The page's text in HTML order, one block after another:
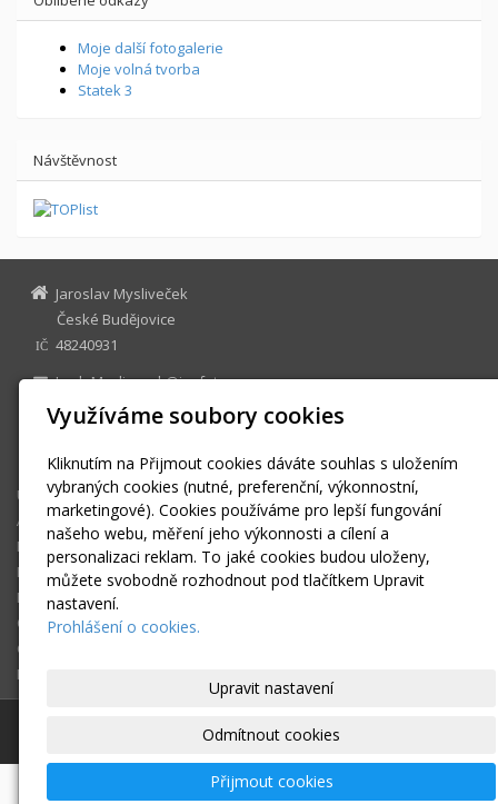
Moje další fotogalerie
Moje volná tvorba
Statek 3
Návštěvnost
Jaroslav Mysliveček
České Budějovice
IČ
48240931
JardaMyslivecek@jm-foto.cz
www.jm-foto.cz
facebook: JM-foto
+420 732 274 579
Úvodní stránka
Akce a novinky
Fotogalerie
Reference
Facebook
O mně
Ceník
Rychlý kontakt
Jaroslav Mysliveček|Mapa webu
s AI,
Využíváme soubory cookies
Kliknutím na Přijmout cookies dáváte souhlas s uložením
vybraných cookies (nutné, preferenční, výkonnostní,
marketingové). Cookies používáme pro lepší fungování
našeho webu, měření jeho výkonnosti a cílení a
personalizaci reklam. To jaké cookies budou uloženy,
můžete svobodně rozhodnout pod tlačítkem Upravit
nastavení.
Prohlášení o cookies.
Upravit nastavení
Odmítnout cookies
Přijmout cookies